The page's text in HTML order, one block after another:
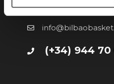
Gran Vía 80 -
(+34) 944 70